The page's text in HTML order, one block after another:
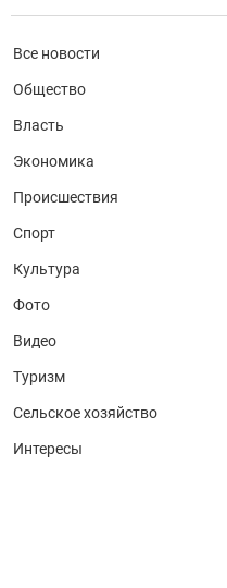
Все новости
Общество
Власть
Экономика
Происшествия
Спорт
Культура
Фото
Видео
Туризм
Сельское хозяйство
Интересы